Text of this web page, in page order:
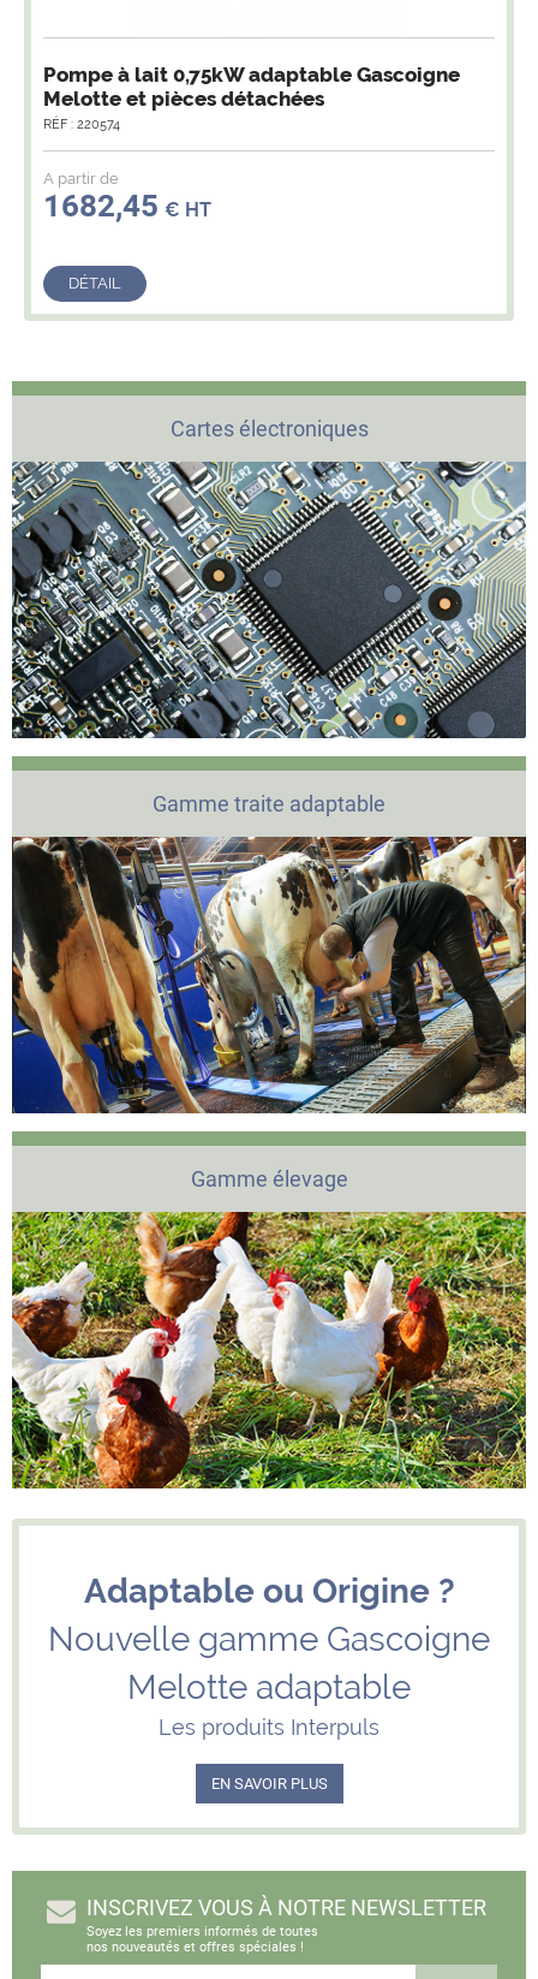
Filtre débit 40mm adaptable Gascoigne
Melotte (Corr. G043020) et pièces détachées
RÉF : 220617
A partir de
370,34 € HT
DÉTAIL
Cartes électroniques
Gamme traite adaptable
Gamme élevage
Adaptable ou Origine ?
Nouvelle gamme Gascoigne
Melotte adaptable
Les produits Interpuls
EN SAVOIR PLUS
INSCRIVEZ VOUS À NOTRE NEWSLETTER
Soyez les premiers informés de toutes
nos nouveautés et offres spéciales !